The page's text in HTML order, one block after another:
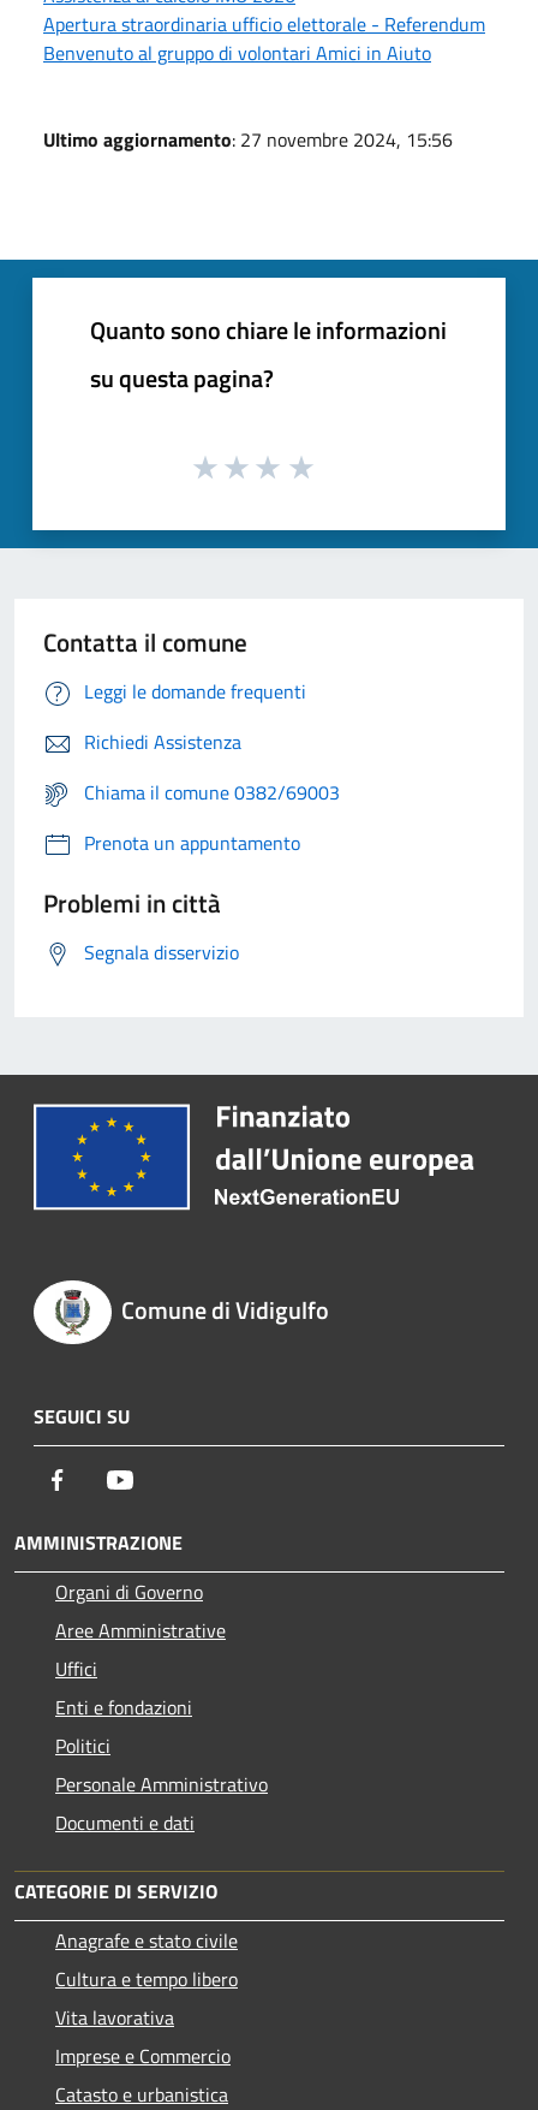
Apertura straordinaria ufficio elettorale - Referendum
Benvenuto al gruppo di volontari Amici in Aiuto
Ultimo aggiornamento: 27 novembre 2024, 15:56
Quanto sono chiare le informazioni
su questa pagina?
Contatta il comune
Leggi le domande frequenti
Richiedi Assistenza
Chiama il comune 0382/69003
Prenota un appuntamento
Problemi in città
Segnala disservizio
Comune di Vidigulfo
SEGUICI SU
Facebook
AMMINISTRAZIONE
Organi di Governo
Aree Amministrative
Uffici
Enti e fondazioni
Politici
Personale Amministrativo
Documenti e dati
CATEGORIE DI SERVIZIO
Anagrafe e stato civile
Cultura e tempo libero
Vita lavorativa
Imprese e Commercio
Catasto e urbanistica